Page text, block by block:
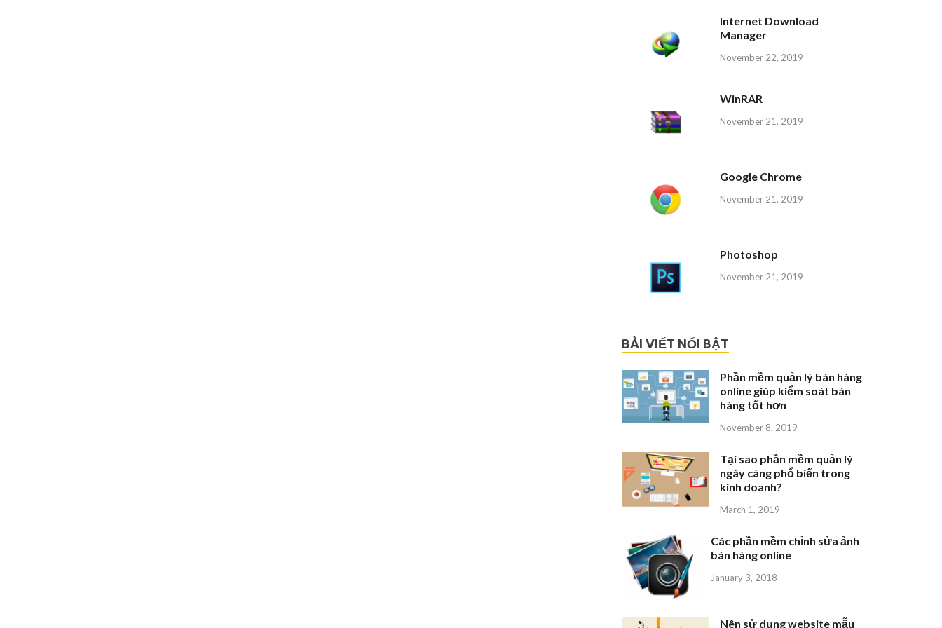
Internet Download
Manager
November 22, 2019
WinRAR
November 21, 2019
Google Chrome
November 21, 2019
Photoshop
November 21, 2019
BÀI VIẾT NỔI BẬT
Phần mềm quản lý bán hàng
online giúp kiểm soát bán
hàng tốt hơn
November 8, 2019
Tại sao phần mềm quản lý
ngày càng phổ biến trong
kinh doanh?
March 1, 2019
Các phần mềm chỉnh sửa ảnh
bán hàng online
January 3, 2018
Nên sử dụng website mẫu